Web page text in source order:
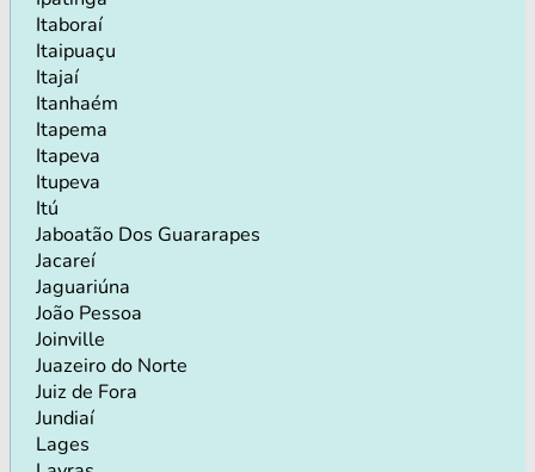
Itaboraí
Itaipuaçu
Itajaí
Itanhaém
Itapema
Itapeva
Itupeva
Itú
Jaboatão Dos Guararapes
Jacareí
Jaguariúna
João Pessoa
Joinville
Juazeiro do Norte
Juiz de Fora
Jundiaí
Lages